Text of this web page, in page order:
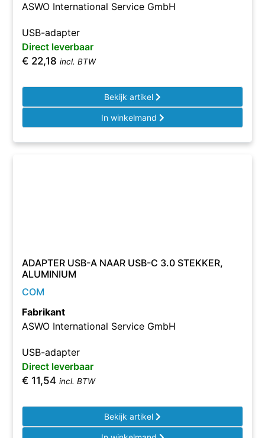
ASWO International Service GmbH
USB-adapter
Direct leverbaar
€ 22,18 incl. BTW
Bekijk artikel
In winkelmand
ADAPTER USB-A NAAR USB-C 3.0 STEKKER,
ALUMINIUM
COM
Fabrikant
ASWO International Service GmbH
USB-adapter
Direct leverbaar
€ 11,54 incl. BTW
Bekijk artikel